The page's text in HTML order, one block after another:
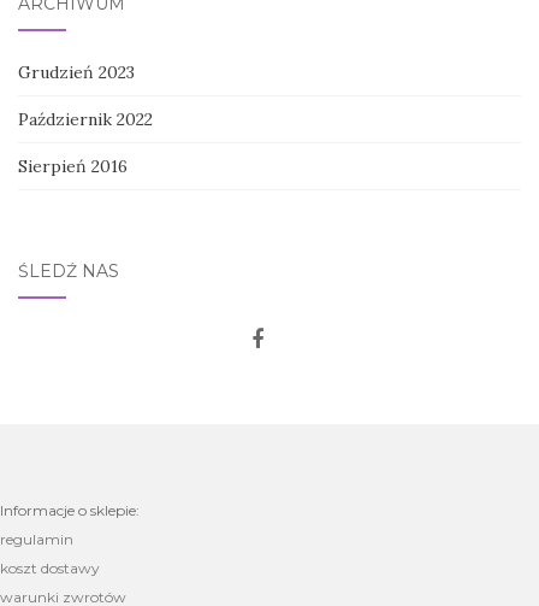
Grudzień 2023
Październik 2022
Sierpień 2016
ŚLEDŹ NAS
Informacje o sklepie:
regulamin
koszt dostawy
warunki zwrotów